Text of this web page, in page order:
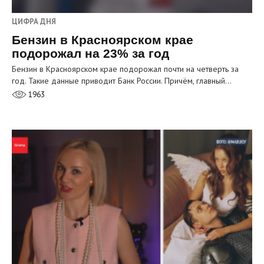
ЦИФРА ДНЯ
Бензин в Красноярском крае
подорожал на 23% за год
Бензин в Красноярском крае подорожал почти на четверть за
год. Такие данные приводит Банк России. Причём, главный…
1963